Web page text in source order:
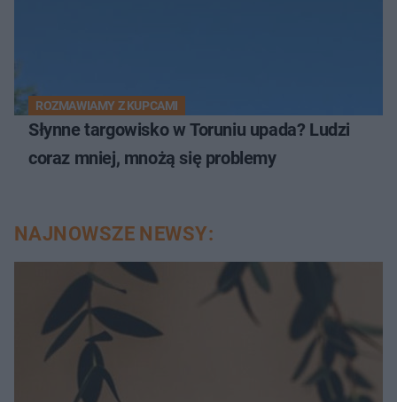
ROZMAWIAMY Z KUPCAMI
Słynne targowisko w Toruniu upada? Ludzi
coraz mniej, mnożą się problemy
NAJNOWSZE NEWSY: